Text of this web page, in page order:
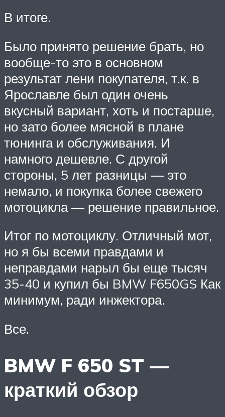
В итоге.
Было принято решение брать, но
вообще-то это в основном
результат лени покупателя, т.к. в
Ярославле был один очень
вкусный вариант, хоть и постарше,
но зато более мясной в плане
тюнинга и обслуживания. И
намного дешевле. С другой
стороны, 5 лет разницы — это
немало, и покупка более свежего
мотоцикла — решение правильное.
Итог по мотоциклу. Отличный мот,
но я бы всеми правдами и
неправдами нарыл бы еще тысяч
35-40 и купил бы BMW F650GS Как
минимум, ради инжектора.
Все.
BMW F 650 ST —
краткий обзор